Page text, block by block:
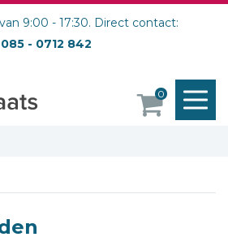
9:00 - 17:30. Direct contact:
085 - 0712 842
0